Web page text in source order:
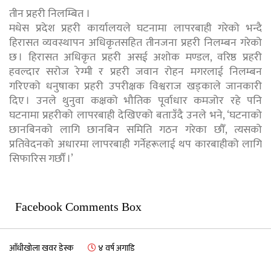
तीन प्रहरी निलम्बित ।
मधेस प्रदेश प्रहरी कार्यालयले घटनामा लापरबाही गरेको भन्दै
हिरासत व्यवस्थापन अधिकृतसहित तीनजना प्रहरी निलम्बन गरेको
छ । हिरासत अधिकृत प्रहरी असई अशोक मण्डल, वरिष्ठ प्रहरी
हवल्दार सरोज रेग्मी र प्रहरी जवान रोहन मगरलाई निलम्बन
गरिएको धनुषाका प्रहरी उपरीक्षक विश्वराज खड्काले जानकारी
दिए । उनले थुनुवा कक्षको भौतिक पूर्वाधार कमजोर रहे पनि
घटनामा प्रहरीको लापरबाही देखिएको बताउँदै उनले भने, ‘घटनाको
छानबिनको लागि छानबिन समिति गठन गरेका छौँ, त्यसको
प्रतिवेदनको अधारमा लापरबाही गर्नेहरूलाई थप कारबाहीको लागि
सिफारिस गर्छौं ।’
Facebook Comments Box
आँधीखोला खवर डेस्क ४ वर्ष अगाडि